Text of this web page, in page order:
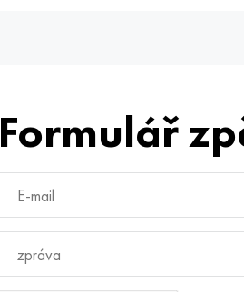
Formulář